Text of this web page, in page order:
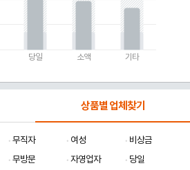
당일 소액 기타
상품별 업체찾기
무직자 여성
비상금
무방문 자영업자
당일